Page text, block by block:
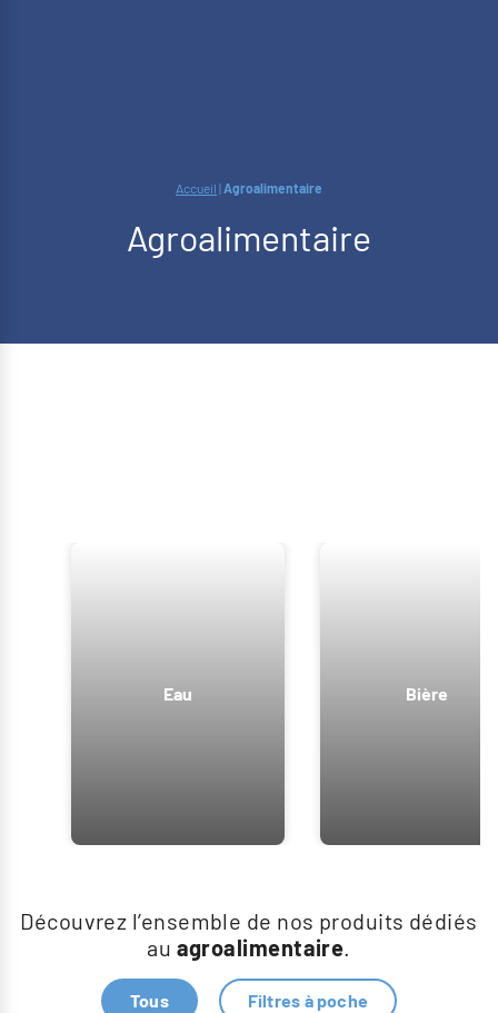
Accueil | Agroalimentaire
Agroalimentaire
Eau Bière
Découvrez l’ensemble de nos produits dédiés
au agroalimentaire.
Tous Filtres à poche